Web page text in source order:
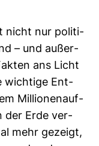
nicht nur poli­ti­
– und außer­
ans Licht
wich­tige Ent­
Mil­lio­nen­auf­
der Erde ver­
mehr gezeigt,